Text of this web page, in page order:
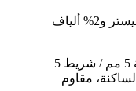
المادة: 98% ألياف خيوط البوليستر و2% ألياف
فاصل الألياف الموصلة: شبكة 5 مم / شريط 5
مقاوم